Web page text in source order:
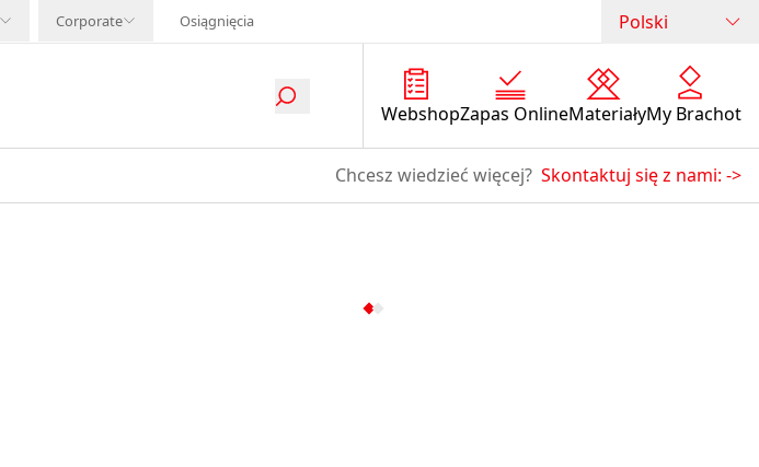
Corporate Osiągnięcia Polski
WebshopZapas OnlineMateriałyMy Brachot
Chcesz wiedzieć więcej? Skontaktuj się z nami: ->